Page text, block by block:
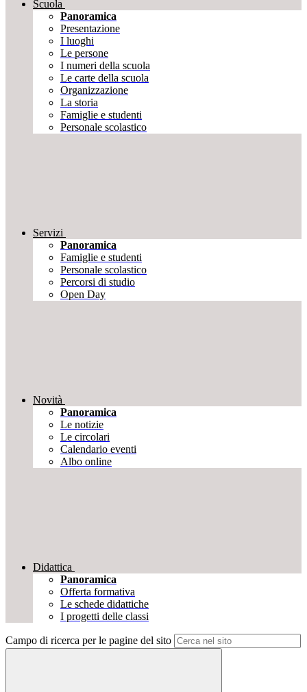
Scuola
Panoramica
Presentazione
I luoghi
Le persone
I numeri della scuola
Le carte della scuola
Organizzazione
La storia
Famiglie e studenti
Personale scolastico
Servizi
Panoramica
Famiglie e studenti
Personale scolastico
Percorsi di studio
Open Day
Novità
Panoramica
Le notizie
Le circolari
Calendario eventi
Albo online
Didattica
Panoramica
Offerta formativa
Le schede didattiche
I progetti delle classi
Campo di ricerca per le pagine del sito